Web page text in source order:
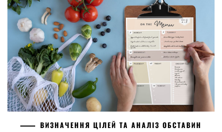
ВИЗНАЧЕННЯ ЦІЛЕЙ ТА АНАЛІЗ ОБСТАВИН